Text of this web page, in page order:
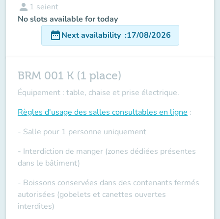
person 1 seient
No slots available for today
date_rangeNext availability :17/08/2026
BRM 001 K (1 place)
Équipement : table, chaise et prise électrique.
Règles d'usage des salles consultables en ligne :
- Salle pour 1 personne uniquement
- Interdiction de manger (zones dédiées présentes
dans le bâtiment)
- Boissons conservées dans des contenants fermés
autorisées (gobelets et canettes ouvertes
interdites)